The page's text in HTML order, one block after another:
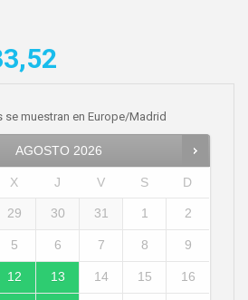
se muestran en Europe/Madrid
AGOSTO 2026
X J V S D
29 30 31 1 2
5 6 7 8 9
12 13 14 15 16